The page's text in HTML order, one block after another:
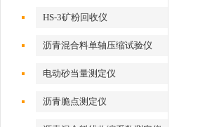
HS-3矿粉回收仪
沥青混合料单轴压缩试验仪
电动砂当量测定仪
沥青脆点测定仪